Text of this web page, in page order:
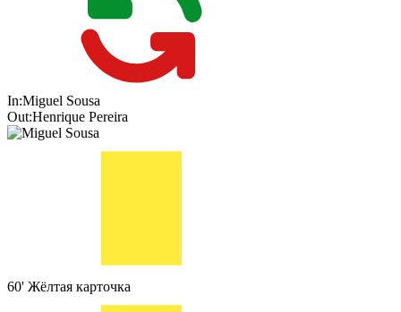
In:Miguel Sousa
Out:Henrique Pereira
60' Жёлтая карточка